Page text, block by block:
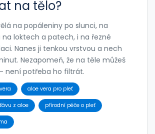
na tělo?
na popáleniny po slunci, na
na loktech a patech, i na řezné
Nanes ji tenkou vrstvou a nech
Nezapomeň, že na těle můžeš
není potřeba ho filtrát.
aloe vera pro pleť
z aloe přírodní péče o pleť